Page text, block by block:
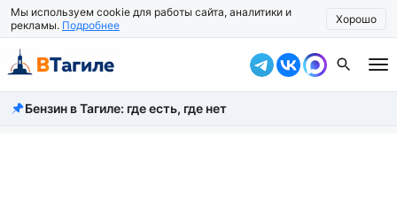
Мы используем cookie для работы сайта, аналитики и
рекламы. Подробнее Хорошо
Все новости
Бензин в Тагиле: где есть, где нет